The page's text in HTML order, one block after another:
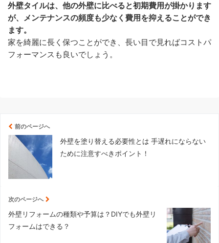
外壁タイルは、他の外壁に比べると初期費用が掛かります
が、メンテナンスの頻度も少なく費用を抑えることができ
ます。
家を綺麗に長く保つことができ、長い目で見ればコストパ
フォーマンスも良いでしょう。
前のページへ
外壁を塗り替える必要性とは 手遅れにならない
ために注意すべきポイント！
次のページへ
外壁リフォームの種類や予算は？DIYでも外壁リ
フォームはできる？